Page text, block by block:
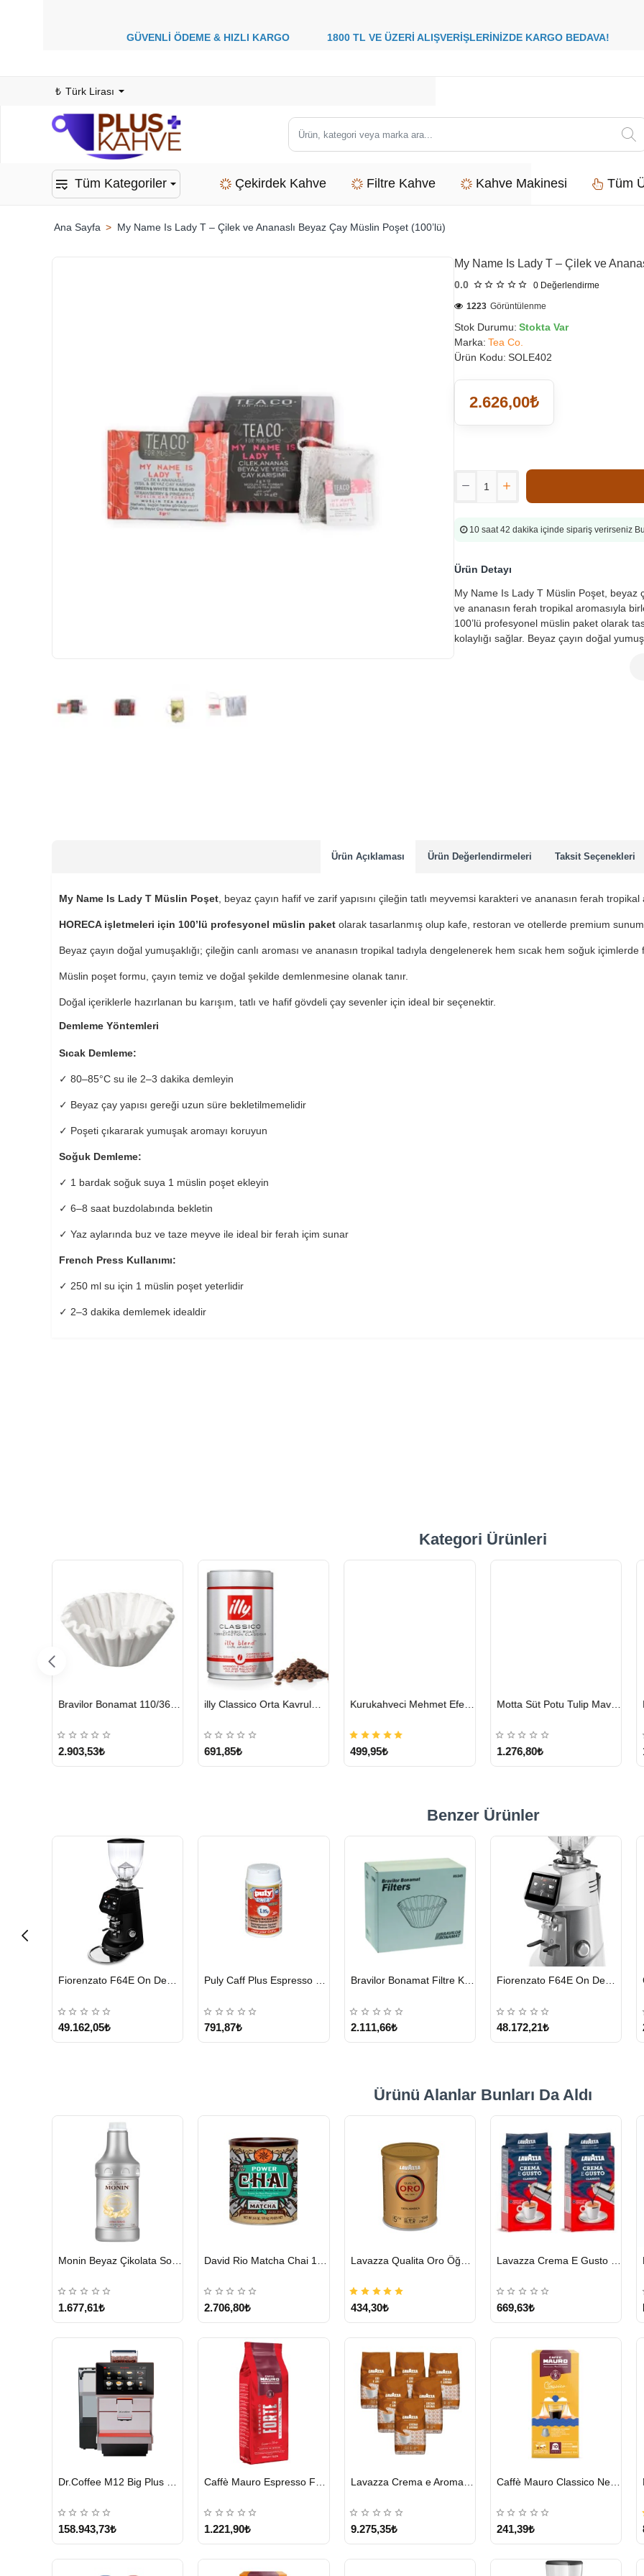
GÜVENLİ ÖDEME & HIZLI KARGO 1800 TL VE ÜZERİ ALIŞVERİŞLERİNİZDE KARGO
₺ Türk Lirası
Ürün,
kategori
marka
Tüm Kategoriler Çekirdek Kahve Filtre Kahve Kahve Makinesi Tüm
My Name Is Lady T – Çilek ve Ananaslı Beyaz Çay Müslin Poşet (100’lü)
My Name Is Lady T – Çilek ve
0.0 0 Değerlendirme
Stok Durumu: Stokta Var
Marka: Tea Co.
Ürün Kodu: SOLE402
1223 Görüntülenme
2.626,00₺
Ürün Detayı
My Name Is Lady T Müslin Poşet, beyaz
ve ananasın ferah tropikal aromasıyla
100’lü profesyonel müslin paket olarak
kolaylığı sağlar. Beyaz çayın doğal
10 saat 42 dakika içinde sipariş verirseniz
Ürün Açıklaması Ürün Değerlendirmeleri Taksit Seçenekleri
My Name Is Lady T Müslin Poşet , beyaz çayın hafif ve zarif yapısını çileğin tatlı meyvemsi karakteri ve ananasın ferah tropikal
HORECA işletmeleri için 100’lü profesyonel müslin paket olarak tasarlanmış olup kafe, restoran ve otellerde premium sunum
Beyaz çayın doğal yumuşaklığı; çileğin canlı aroması ve ananasın tropikal tadıyla dengelenerek hem sıcak hem soğuk içimlerde
Müslin poşet formu, çayın temiz ve doğal şekilde demlenmesine olanak tanır.
Doğal içeriklerle hazırlanan bu karışım, tatlı ve hafif gövdeli çay sevenler için ideal bir seçenektir.
Demleme Yöntemleri
Sıcak Demleme:
✓ 80–85°C su ile 2–3 dakika demleyin
✓ Beyaz çay yapısı gereği uzun süre bekletilmemelidir
✓ Poşeti çıkararak yumuşak aromayı koruyun
Soğuk Demleme:
✓ 1 bardak soğuk suya 1 müslin poşet ekleyin
✓ 6–8 saat buzdolabında bekletin
✓ Yaz aylarında buz ve taze meyve ile ideal bir ferah içim sunar
French Press Kullanımı:
✓ 250 ml su için 1 müslin poşet yeterlidir
✓ 2–3 dakika demlemek idealdir
Kategori Ürünleri
GÖNDERİ
illy Classico Orta Kavrulmuş Çekirdek Kahve 250 G
691,85₺
GÖNDERİ
499,95₺
GÖNDERİ
1.276,80₺
GÖNDERİ
Lavazza Crema E Gusto Filtre Kahve 250 G X 4
1.328,15₺
Benzer Ürünler
GÖNDERİ
Fiorenzato F64E On Demand Kahve Değirmeni, Siyah
49.162,05₺
HIZLI
GÖNDERİ
Puly Caff Plus Espresso Makinesi Temizleyici Tablet 100 x 1.35 G
791,87₺
HIZLI
GÖNDERİ
Bravilor Bonamat Filtre Kağıdı 85/245 MM 1000 Adet
2.111,66₺
GÖNDERİ
Fiorenzato F64E On Demand Kahve Değirmeni – Gri
48.172,21₺
Ürünü Alanlar Bunları Da Aldı
GÖNDERİ
1.677,61₺
GÖNDERİ
2.706,80₺
GÖNDERİ
434,30₺
GÖNDERİ
669,63₺
GÖNDERİ
158.943,73₺
GÖNDERİ
1.221,90₺
GÖNDERİ
9.275,35₺
GÖNDERİ
Caffè Mauro Classico Nespresso Kapsül
241,39₺